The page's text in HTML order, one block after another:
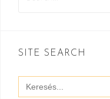
SITE SEARCH
Search
for: